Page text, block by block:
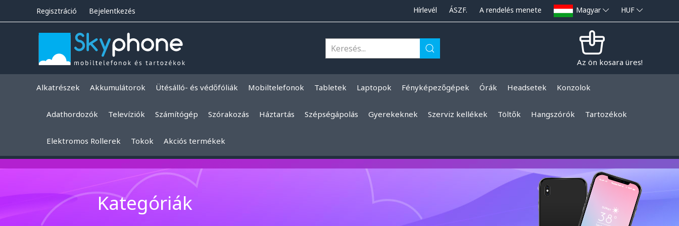
Regisztráció Bejelentkezés Hírlevél ÁSZF. A rendelés menete Magyar HUF
Az ön kosara üres!
Alkatrészek Akkumulátorok Ütésálló- és védőfóliák Mobiltelefonok Tabletek Laptopok Fényképezőgépek Órák Headsetek Konzolok
Adathordozók Televíziók Számítógép Szórakozás Háztartás Szépségápolás Gyerekeknek Szerviz kellékek Töltők Hangszórók Tartozékok
Elektromos Rollerek Tokok Akciós termékek
Kategóriák